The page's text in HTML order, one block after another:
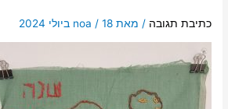
כתיבת תגובה / מאת noa / 18 ביולי 2024